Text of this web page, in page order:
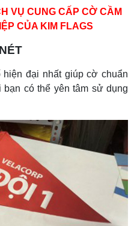
VỤ CUNG CẤP CỜ CẦM
CỦA KIM FLAGS
đại nhất giúp cờ chuẩn
có thể yên tâm sử dụng